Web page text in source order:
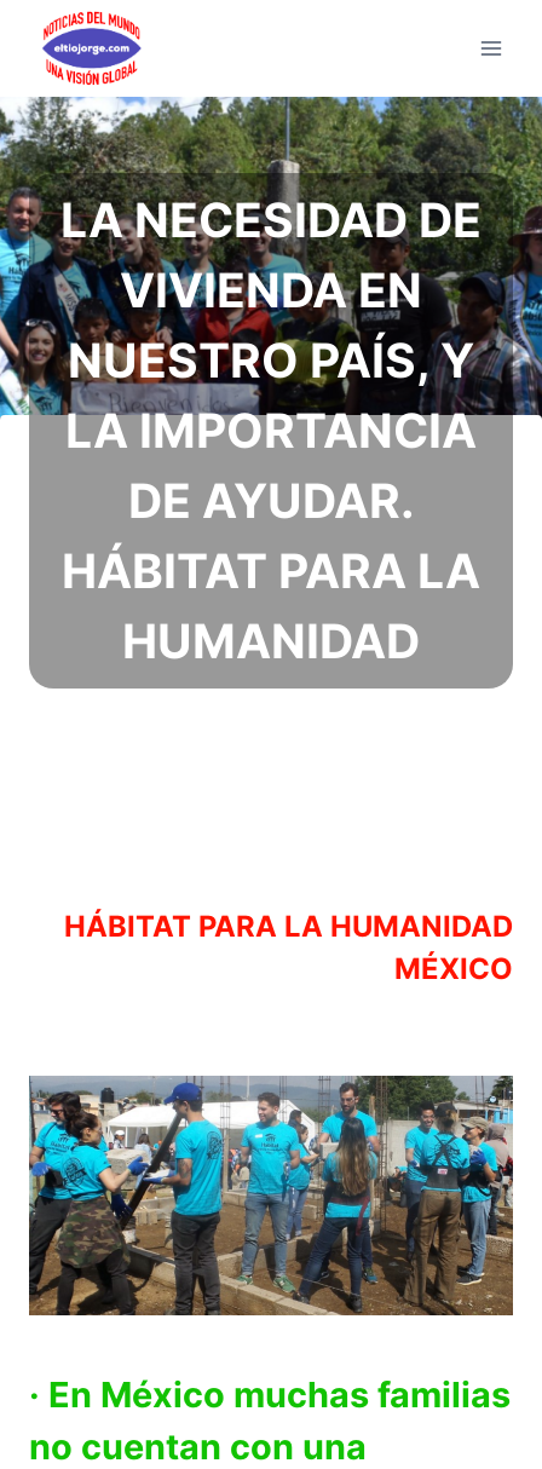
Saltar
contenido
LA NECESIDAD DE
VIVIENDA EN
NUESTRO PAÍS, Y
LA IMPORTANCIA
DE AYUDAR.
HÁBITAT PARA LA
HUMANIDAD
HÁBITAT PARA LA HUMANIDAD
MÉXICO
· En México muchas familias
no cuentan con una